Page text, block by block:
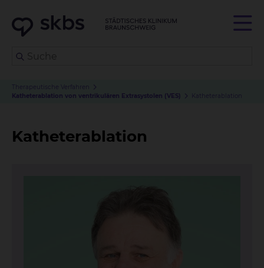
Therapeutische Verfahren
Katheterablation von ventrikulären Extrasystolen (VES)
Katheterablation
Katheterablation